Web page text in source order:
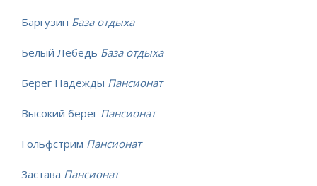
Баргузин База отдыха
Белый Лебедь База отдыха
Берег Надежды Пансионат
Высокий берег Пансионат
Гольфстрим Пансионат
Застава Пансионат